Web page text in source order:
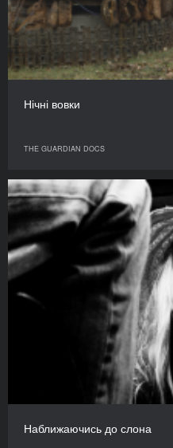
Нічні вовки
THE GUARDIAN DOCS
Наближаючись до слона